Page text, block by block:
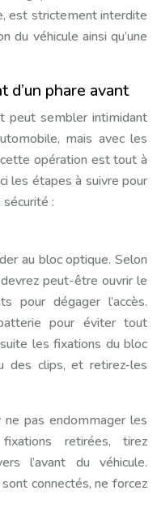
est strictement interdite
du véhicule ainsi qu’une
d’un phare avant
peut sembler intimidant
mais avec les
opération est tout à
les étapes à suivre pour
:
au bloc optique. Selon
peut-être ouvrir le
pour dégager l’accès.
pour éviter tout
les fixations du bloc
des clips, et retirez-les
ne pas endommager les
retirées, tirez
l’avant du véhicule.
connectés, ne forcez